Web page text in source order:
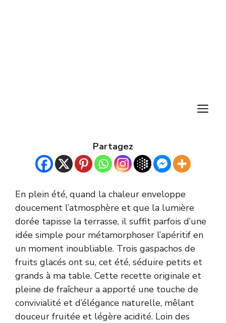
Partagez
En plein été, quand la chaleur enveloppe
doucement l’atmosphère et que la lumière
dorée tapisse la terrasse, il suffit parfois d’une
idée simple pour métamorphoser l’apéritif en
un moment inoubliable. Trois gaspachos de
fruits glacés ont su, cet été, séduire petits et
grands à ma table. Cette recette originale et
pleine de fraîcheur a apporté une touche de
convivialité et d’élégance naturelle, mêlant
douceur fruitée et légère acidité. Loin des